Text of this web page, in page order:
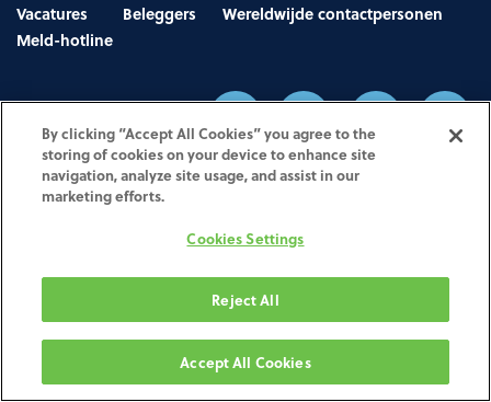
Vacatures Beleggers
Wereldwijde contactpersonen
Meld-hotline
Privacyverklaring •
No Surprises Act Disclosure •
Other Websites & Mobile Apps
Welkom op de website van de ZimVie Milling and Printing Services Web Portal. De website is eigendom van
40, Ed 4 Planta 2, WTC, Cornellá de Llobregat 08940, Spanje
By clicking “Accept All Cookies” you agree to the
storing of cookies on your device to enhance site
navigation, analyze site usage, and assist in our
marketing efforts.
Cookies Settings
Reject All
Accept All Cookies